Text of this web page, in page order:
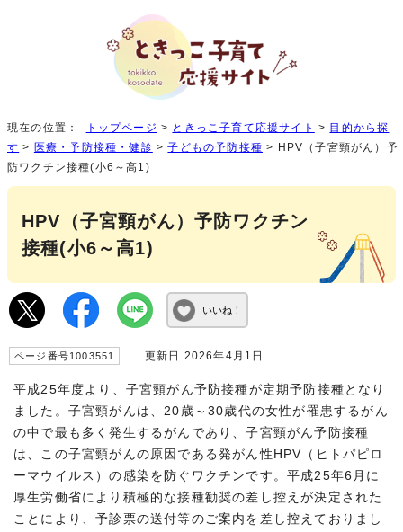
現在の位置： トップページ > ときっこ子育て応援サイト > 目的から探
す > 医療・予防接種・健診 >子どもの予防接種 > HPV（子宮頸がん）予
防ワクチン接種(小6～高1)
HPV（子宮頸がん）予防ワクチン
接種(小6～高1)
いいね！
ページ番号1003551 更新日 2026年4月1日
平成25年度より、子宮頸がん予防接種が定期予防接種となり
ました。子宮頸がんは、20歳～30歳代の女性が罹患するがん
の中で最も多く発生するがんであり、子宮頸がん予防接種
は、この子宮頸がんの原因である発がん性HPV（ヒトパピロ
ーマウイルス）の感染を防ぐワクチンです。平成25年6月に
厚生労働省により積極的な接種勧奨の差し控えが決定された
ことにより、予診票の送付等のご案内を差し控えておりまし